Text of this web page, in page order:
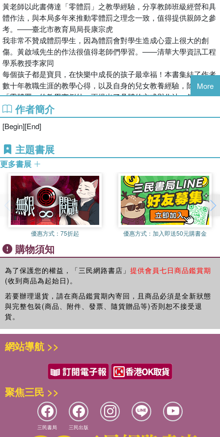
黃老師以此書傳達「零體罰」之教學經驗，分享教師班級經營和具
體作法，與本局多年來推動零體罰之理念一致，值得提供親師之參
考。——臺北市教育局局長康宗虎
我非常不贊成體罰學生，因為體罰會對學生造成心靈上很大的創
傷。黃啟域先生的作法很值得老師們學習。——清華大學資訊工程
學系教授李家同
每個孩子都是寶貝，在快樂中成長的孩子最幸福！本書集結了作者
數十年教職生涯的教學心得，以及自身的兒女教養經驗，除了分享
「零體罰」的教學實例外，更提出了具體的方式與作法，值得父母
與教師一讀。準備好了嗎？試試愛的教育，一起體驗零體罰的魔力
吧！
More
作者簡介
[Begin][End]
主題書展
更多書展
優惠方式： 75折起 優惠方式： 加入即送50元購書金
購物須知
為了保護您的權益，「三民網路書店」 提供會員七日商品鑑賞期
(收到商品為起始日)。
若要辦理退貨，請在商品鑑賞期內寄回，且商品必須是全新狀態
與完整包裝(商品、附件、發票、隨貨贈品等)否則恕不接受退
貨。
網站導航 >>
聚焦三民 >>
三民書局 三民出版